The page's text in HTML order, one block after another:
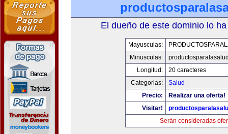
El dueño de este dominio lo
Mayusculas:
Minusculas:
Longitud:
20 caracteres
Categorias:
Salud
Precio:
Realizar una oferta!
Visitar!
Serán consideradas